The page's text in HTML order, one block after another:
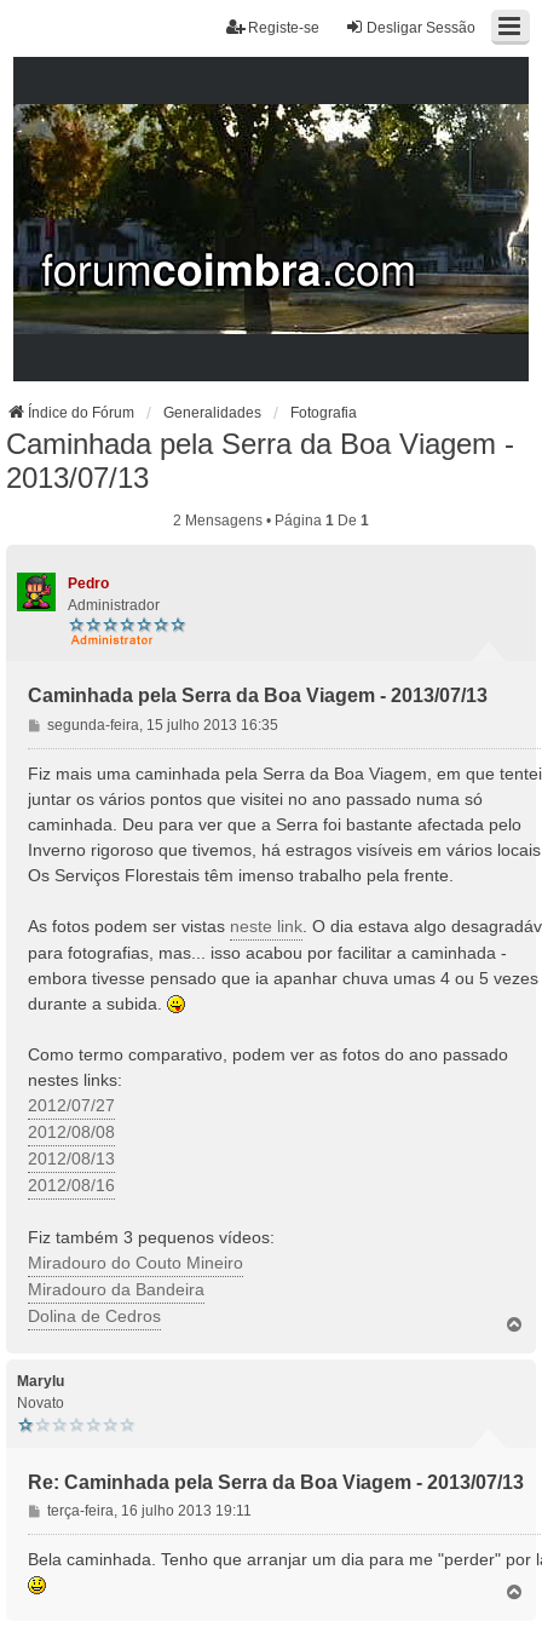
Desligar Sessão
Registe-se
Índice do Fórum Generalidades Fotografia
Caminhada pela Serra da Boa Viagem -
2013/07/13
2 Mensagens • Página 1 De 1
Pedro
Administrador
Caminhada pela Serra da Boa Viagem - 2013/07/13
M
e
n
g
e
m
segunda-feira, 15 julho 2013 16:35
Fiz mais uma caminhada pela Serra da Boa Viagem, em que tentei
juntar os vários pontos que visitei no ano passado numa só
caminhada. Deu para ver que a Serra foi bastante afectada pelo
Inverno rigoroso que tivemos, há estragos visíveis em vários
Os Serviços Florestais têm imenso trabalho pela frente.
As fotos podem ser vistas neste link . O dia estava algo
para fotografias, mas... isso acabou por facilitar a caminhada -
embora tivesse pensado que ia apanhar chuva umas 4 ou 5 vezes
durante a subida.
Como termo comparativo, podem ver as fotos do ano passado
nestes links:
2012/07/27
2012/08/08
2012/08/13
2012/08/16
Fiz também 3 pequenos vídeos:
Miradouro do Couto Mineiro
Miradouro da Bandeira
Dolina de Cedros
Marylu
Novato
Re: Caminhada pela Serra da Boa Viagem - 2013/07/13
M
e
n
s
a
terça-feira, 16 julho 2013 19:11
Bela caminhada. Tenho que arranjar um dia para me "perder" por